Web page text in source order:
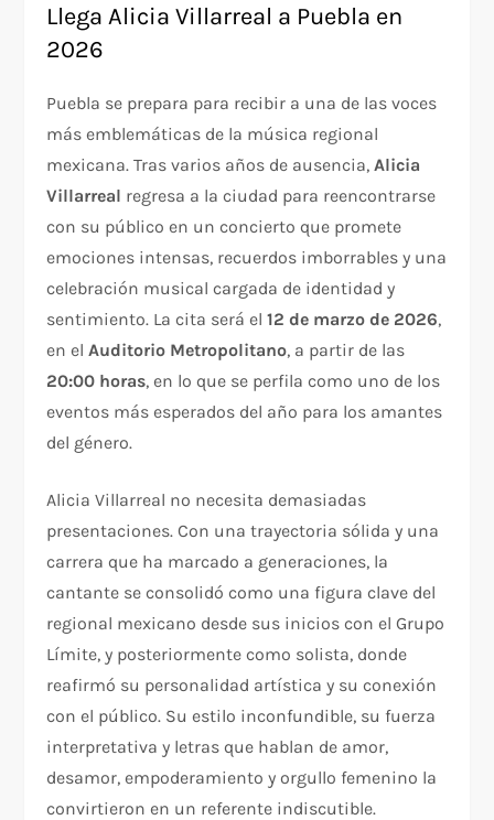
Llega Alicia Villarreal a Puebla en
2026
Puebla se prepara para recibir a una de las voces
más emblemáticas de la música regional
mexicana. Tras varios años de ausencia, Alicia
Villarreal regresa a la ciudad para reencontrarse
con su público en un concierto que promete
emociones intensas, recuerdos imborrables y una
celebración musical cargada de identidad y
sentimiento. La cita será el12 de marzo de 2026,
en el Auditorio Metropolitano, a partir de las
20:00 horas, en lo que se perfila como uno de los
eventos más esperados del año para los amantes
del género.
Alicia Villarreal no necesita demasiadas
presentaciones. Con una trayectoria sólida y una
carrera que ha marcado a generaciones, la
cantante se consolidó como una figura clave del
regional mexicano desde sus inicios con el Grupo
Límite, y posteriormente como solista, donde
reafirmó su personalidad artística y su conexión
con el público. Su estilo inconfundible, su fuerza
interpretativa y letras que hablan de amor,
desamor, empoderamiento y orgullo femenino la
convirtieron en un referente indiscutible.